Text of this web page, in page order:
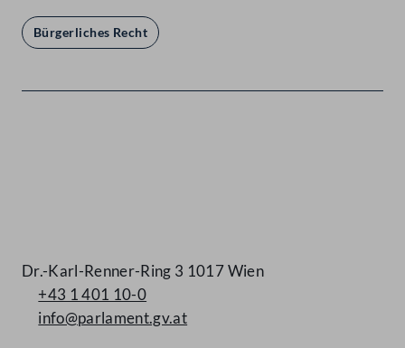
Bürgerliches Recht
Dr.-Karl-Renner-Ring 3 1017 Wien
+43 1 401 10-0
info@parlament.gv.at